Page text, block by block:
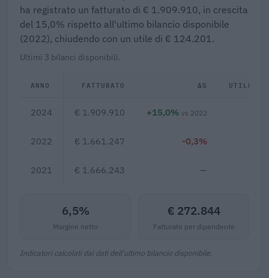
ha registrato un fatturato di € 1.909.910, in crescita
del 15,0% rispetto all'ultimo bilancio disponibile
(2022), chiudendo con un utile di € 124.201.
Ultimi 3 bilanci disponibili.
ANNO FATTURATO Δ% UTILE/
2024 € 1.909.910 +15,0% vs 2022
2022 € 1.661.247 -0,3%
2021 € 1.666.243 —
6,5%
Margine netto
€ 272.844
Fatturato per dipendente
Indicatori calcolati dai dati dell'ultimo bilancio disponibile.